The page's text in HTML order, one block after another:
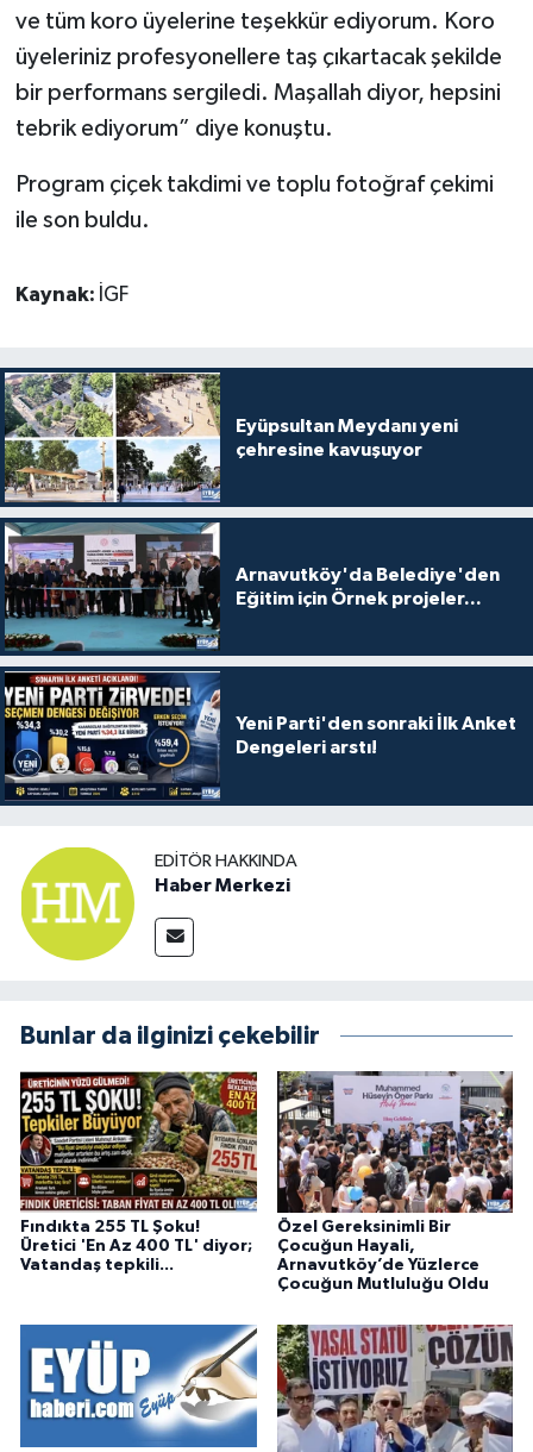
ve tüm koro üyelerine teşekkür ediyorum. Koro
üyeleriniz profesyonellere taş çıkartacak şekilde
bir performans sergiledi. Maşallah diyor, hepsini
tebrik ediyorum” diye konuştu.
Program çiçek takdimi ve toplu fotoğraf çekimi
ile son buldu.
Kaynak: İGF
Eyüpsultan Meydanı yeni
çehresine kavuşuyor
Arnavutköy'da Belediye'den
Eğitim için Örnek projeler...
Yeni Parti'den sonraki İlk Anket
Dengeleri arstı!
EDITÖR HAKKINDA
Haber Merkezi
Bunlar da ilginizi çekebilir
Fındıkta 255 TL Şoku!
Üretici 'En Az 400 TL' diyor;
Vatandaş tepkili...
Özel Gereksinimli Bir
Çocuğun Hayali,
Arnavutköy’de Yüzlerce
Çocuğun Mutluluğu Oldu